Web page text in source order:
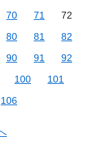
70 71
72
80 81
82
90 91
92
100
101
106